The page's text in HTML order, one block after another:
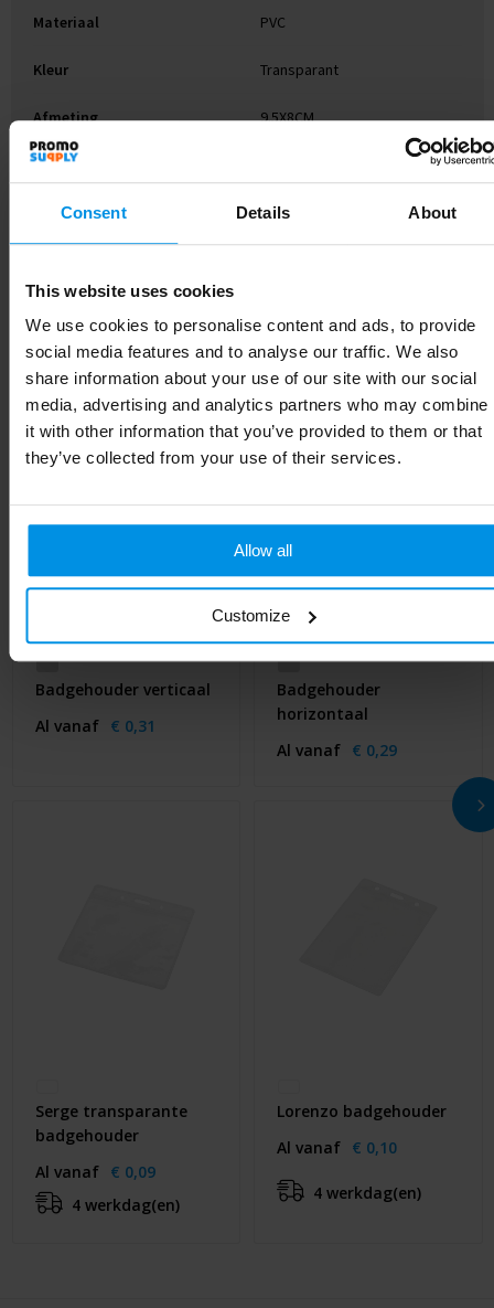
Consent Details About
This website uses cookies
We use cookies to personalise content and ads, to provide
social media features and to analyse our traffic. We also
share information about your use of our site with our social
media, advertising and analytics partners who may combine
it with other information that you’ve provided to them or that
they’ve collected from your use of their services.
Allow all
Customize
Materiaal PVC
Kleur Transparant
Afmeting 9.5X8CM
Breedte
Lengte 9.5 cm
Gerelateerde producten
Badgehouder verticaal
Al vanaf € 0,31
Badgehouder
horizontaal
Al vanaf € 0,29
Serge transparante
badgehouder
Al vanaf € 0,09
4 werkdag(en)
Lorenzo badgehouder
Al vanaf € 0,10
4 werkdag(en)